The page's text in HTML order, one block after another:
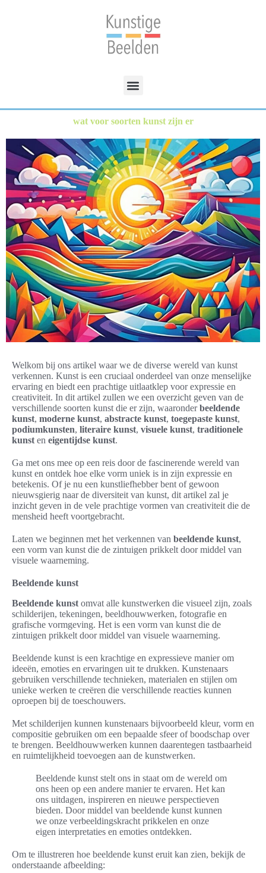
wat voor soorten kunst zijn er
Welkom bij ons artikel waar we de diverse wereld van kunst
verkennen. Kunst is een cruciaal onderdeel van onze menselijke
ervaring en biedt een prachtige uitlaatklep voor expressie en
creativiteit. In dit artikel zullen we een overzicht geven van de
verschillende soorten kunst die er zijn, waaronderbeeldende
kunst, moderne kunst, abstracte kunst, toegepaste kunst,
podiumkunsten, literaire kunst, visuele kunst, traditionele
kunst en eigentijdse kunst.
Ga met ons mee op een reis door de fascinerende wereld van
kunst en ontdek hoe elke vorm uniek is in zijn expressie en
betekenis. Of je nu een kunstliefhebber bent of gewoon
nieuwsgierig naar de diversiteit van kunst, dit artikel zal je
inzicht geven in de vele prachtige vormen van creativiteit die de
mensheid heeft voortgebracht.
Laten we beginnen met het verkennen van beeldende kunst,
een vorm van kunst die de zintuigen prikkelt door middel van
visuele waarneming.
Beeldende kunst
Beeldende kunst omvat alle kunstwerken die visueel zijn, zoals
schilderijen, tekeningen, beeldhouwwerken, fotografie en
grafische vormgeving. Het is een vorm van kunst die de
zintuigen prikkelt door middel van visuele waarneming.
Beeldende kunst is een krachtige en expressieve manier om
ideeën, emoties en ervaringen uit te drukken. Kunstenaars
gebruiken verschillende technieken, materialen en stijlen om
unieke werken te creëren die verschillende reacties kunnen
oproepen bij de toeschouwers.
Met schilderijen kunnen kunstenaars bijvoorbeeld kleur, vorm en
compositie gebruiken om een bepaalde sfeer of boodschap over
te brengen. Beeldhouwwerken kunnen daarentegen tastbaarheid
en ruimtelijkheid toevoegen aan de kunstwerken.
Beeldende kunst stelt ons in staat om de wereld om
ons heen op een andere manier te ervaren. Het kan
ons uitdagen, inspireren en nieuwe perspectieven
bieden. Door middel van beeldende kunst kunnen
we onze verbeeldingskracht prikkelen en onze
eigen interpretaties en emoties ontdekken.
Om te illustreren hoe beeldende kunst eruit kan zien, bekijk de
onderstaande afbeelding: